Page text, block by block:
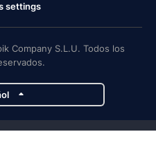
settings
Company S.L.U. Todos los